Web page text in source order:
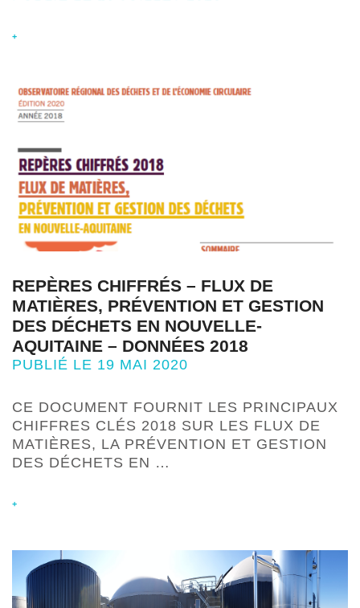
+
REPÈRES CHIFFRÉS – FLUX DE
MATIÈRES, PRÉVENTION ET GESTION
DES DÉCHETS EN NOUVELLE-
AQUITAINE – DONNÉES 2018
PUBLIÉ LE 19 MAI 2020
CE DOCUMENT FOURNIT LES PRINCIPAUX
CHIFFRES CLÉS 2018 SUR LES FLUX DE
MATIÈRES, LA PRÉVENTION ET GESTION
DES DÉCHETS EN …
+